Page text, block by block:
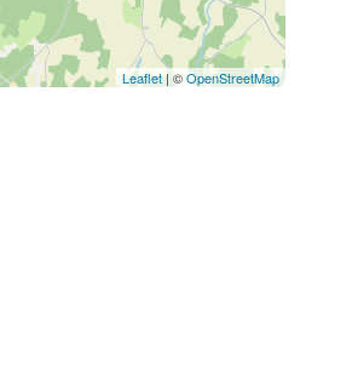
Leaflet | ©OpenStreetMap